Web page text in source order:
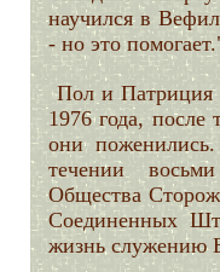
научился в
- но это
Пол и Патриция
1976 года, после
они
течении
Общества
Соединенных
жизнь служению